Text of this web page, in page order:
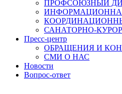
ПРОФСОЮЗНЫЙ
САНАТОРНО-
Пресс-центр
ОБРАЩЕНИЯ И
СМИ О НАС
Новости
Вопрос-ответ